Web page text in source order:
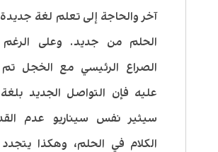
آخر والحاجة إلى تعلم لغة
الحلم من جديد. وعلى
الصراع الرئيسي مع الخجل تم
عليه فإن التواصل الجديد
سيثير نفس سيناريو عدم
الكلام في الحلم، وهكذا يتجدد